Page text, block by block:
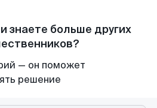
знаете больше других
— он поможет
решение